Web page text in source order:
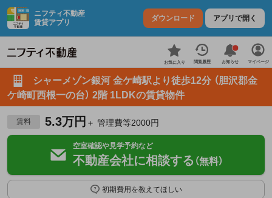
ニフティ不動産
賃貸アプリ
ダウンロード アプリで開く
お気に入り 閲覧履歴 お知らせ マイページ
シャーメゾン銀河 金ケ崎駅より徒歩12分 （胆沢郡金
ケ崎町西根一の台） 2階 1LDKの賃貸物件
賃料 5.3万円 ＋ 管理費等2000円
空室確認や見学予約など
不動産会社に相談する （無料）
初期費用を教えてほしい